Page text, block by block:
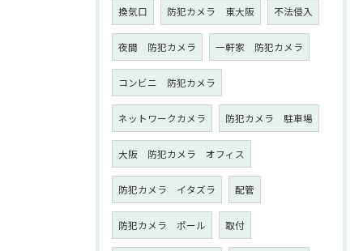
換気口 防犯カメラ 東大阪 不法侵入
夜間 防犯カメラ 一軒家 防犯カメラ
コンビニ 防犯カメラ
ネットワークカメラ 防犯カメラ 駐車場
大阪 防犯カメラ オフィス
防犯カメラ イタズラ 配管
防犯カメラ ポール 取付